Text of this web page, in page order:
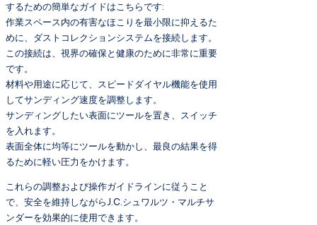
するための簡単なガイドはこちらです:
作業スペース内の有害なほこりを最小限に抑えるた
めに、ダストコレクションシステムを接続します。
この接続は、視界の確保と健康のために非常に重要
です。
材料や用途に応じて、スピードダイヤル機能を使用
してサンディング速度を調整します。
サンディングしたい表面にツールを置き、スイッチ
を入れます。
表面全体に均等にツールを動かし、最良の結果を得
るために軽い圧力をかけます。
これらの調整および操作ガイドラインに従うこと
で、安全を維持しながらJ.C.シュワルツ・マルチサ
ンダーを効果的に使用できます。